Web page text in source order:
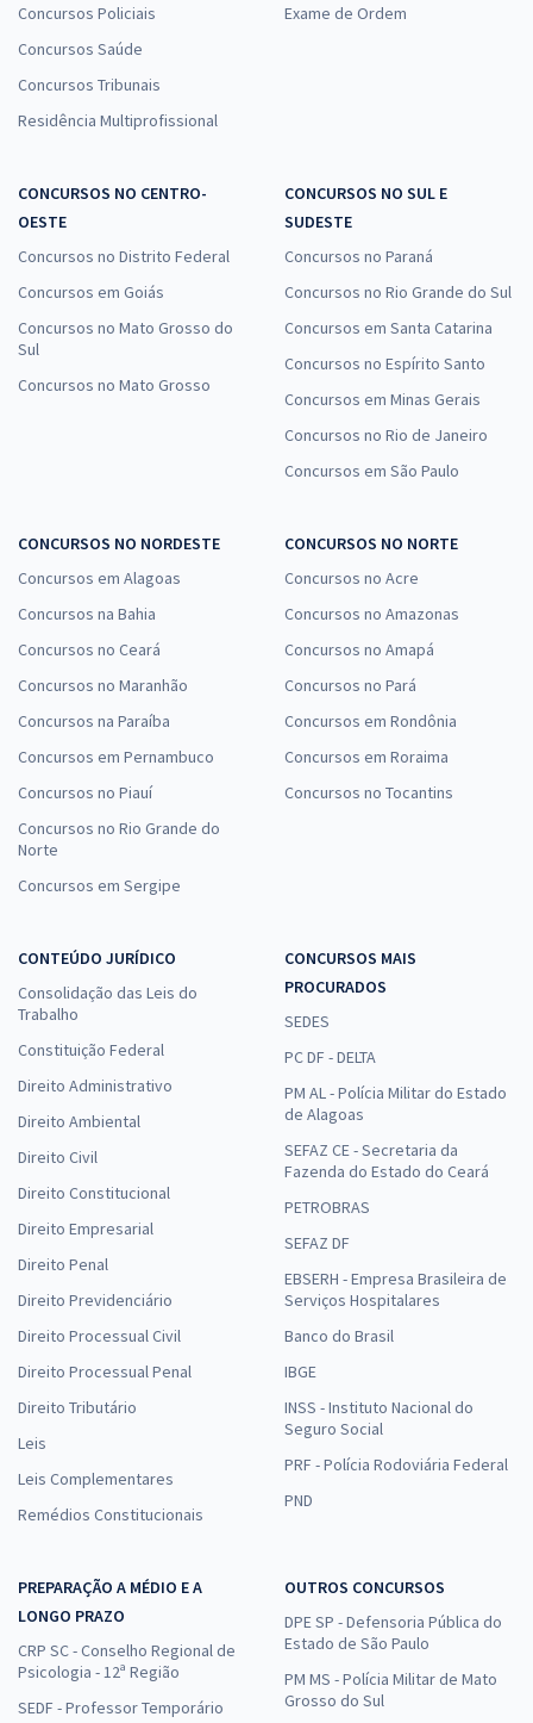
Concursos Policiais
Concursos Saúde
Concursos Tribunais
Residência Multiprofissional
Exame de Ordem
CONCURSOS NO CENTRO-
OESTE
Concursos no Distrito Federal
Concursos em Goiás
Concursos no Mato Grosso do
Sul
Concursos no Mato Grosso
CONCURSOS NO SUL E
SUDESTE
Concursos no Paraná
Concursos no Rio Grande do Sul
Concursos em Santa Catarina
Concursos no Espírito Santo
Concursos em Minas Gerais
Concursos no Rio de Janeiro
Concursos em São Paulo
CONCURSOS NO NORDESTE
Concursos em Alagoas
Concursos na Bahia
Concursos no Ceará
Concursos no Maranhão
Concursos na Paraíba
Concursos em Pernambuco
Concursos no Piauí
Concursos no Rio Grande do
Norte
Concursos em Sergipe
CONCURSOS NO NORTE
Concursos no Acre
Concursos no Amazonas
Concursos no Amapá
Concursos no Pará
Concursos em Rondônia
Concursos em Roraima
Concursos no Tocantins
CONTEÚDO JURÍDICO
Consolidação das Leis do
Trabalho
Constituição Federal
Direito Administrativo
Direito Ambiental
Direito Civil
Direito Constitucional
Direito Empresarial
Direito Penal
Direito Previdenciário
Direito Processual Civil
Direito Processual Penal
Direito Tributário
Leis
Leis Complementares
Remédios Constitucionais
CONCURSOS MAIS
PROCURADOS
SEDES
PC DF - DELTA
PM AL - Polícia Militar do Estado
de Alagoas
SEFAZ CE - Secretaria da
Fazenda do Estado do Ceará
PETROBRAS
SEFAZ DF
EBSERH - Empresa Brasileira de
Serviços Hospitalares
Banco do Brasil
IBGE
INSS - Instituto Nacional do
Seguro Social
PRF - Polícia Rodoviária Federal
PND
PREPARAÇÃO A MÉDIO E A
LONGO PRAZO
CRP SC - Conselho Regional de
Psicologia - 12ª Região
SEDF - Professor Temporário
OUTROS CONCURSOS
DPE SP - Defensoria Pública do
Estado de São Paulo
PM MS - Polícia Militar de Mato
Grosso do Sul